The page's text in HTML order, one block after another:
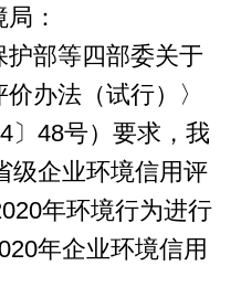
：
部等四部委关于
办法（试行）〉
〕48号）要求，我
级企业环境信用评
年环境行为进行
年企业环境信用